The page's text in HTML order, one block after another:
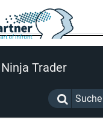
KUNDENPORTAL
Trader